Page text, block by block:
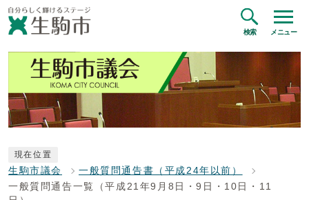
検索 メニュー
現在位置
生駒市議会
一般質問通告書（平成24年以前）
一般質問通告一覧（平成21年9月8日・9日・10日・11